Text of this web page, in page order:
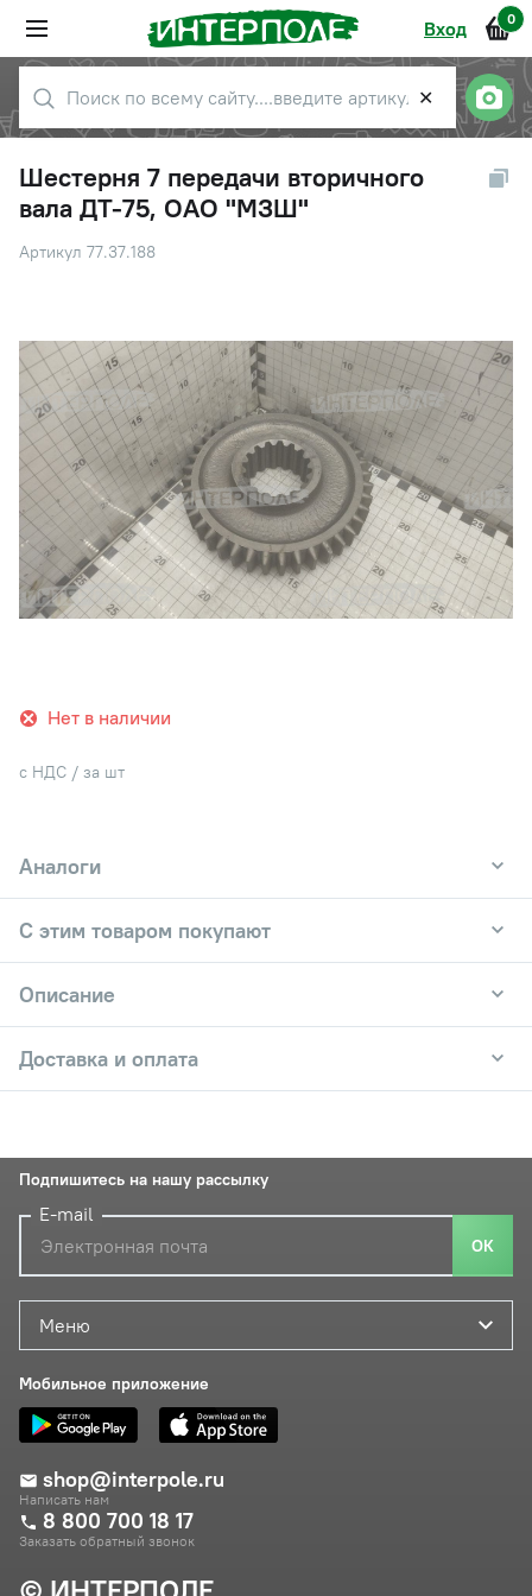
Вход 0
✕
Шестерня 7 передачи вторичного
вала ДТ-75, ОАО "МЗШ"
Артикул 77.37.188
Нет в наличии
с НДС / за шт
Аналоги
С этим товаром покупают
Описание
Доставка и оплата
Меню
Мобильное приложение
shop@interpole.ru
Написать нам
8 800 700 18 17
Заказать обратный звонок
Подпишитесь на нашу рассылку
E-mail
ОК